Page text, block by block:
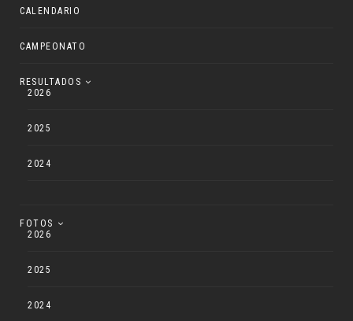
CALENDARIO
CAMPEONATO
RESULTADOS
2026
2025
2024
FOTOS
2026
2025
2024